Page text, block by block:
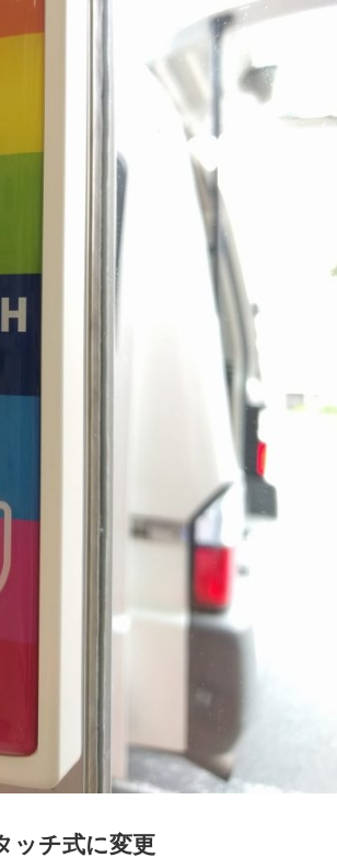
ッチ式に変更